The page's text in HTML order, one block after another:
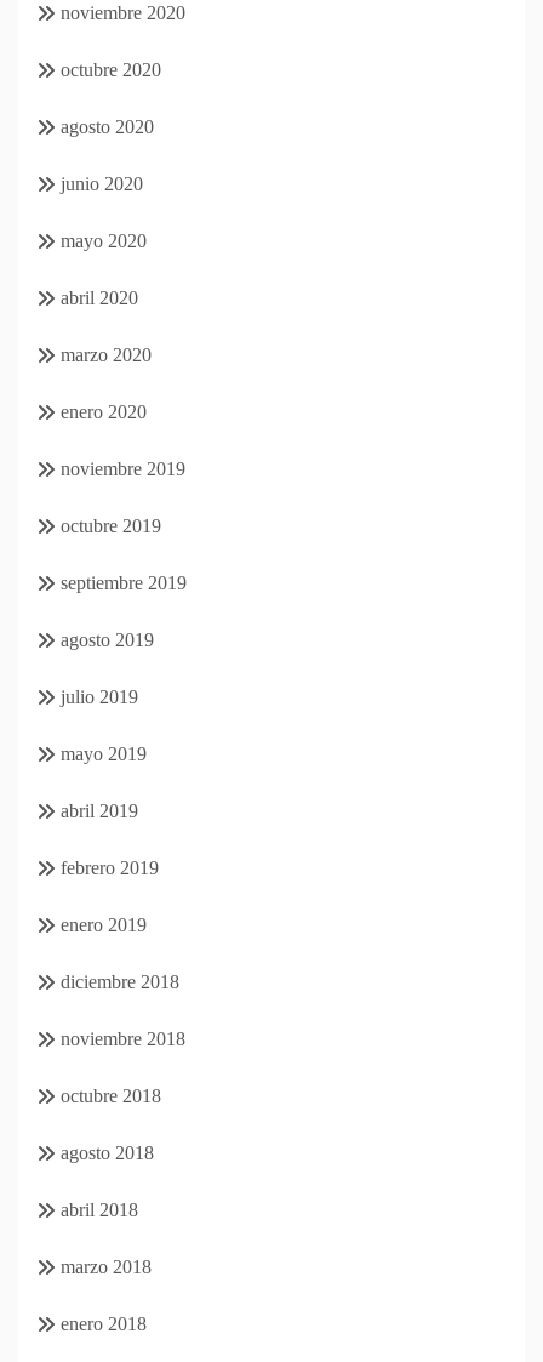
noviembre 2020
octubre 2020
agosto 2020
junio 2020
mayo 2020
abril 2020
marzo 2020
enero 2020
noviembre 2019
octubre 2019
septiembre 2019
agosto 2019
julio 2019
mayo 2019
abril 2019
febrero 2019
enero 2019
diciembre 2018
noviembre 2018
octubre 2018
agosto 2018
abril 2018
marzo 2018
enero 2018